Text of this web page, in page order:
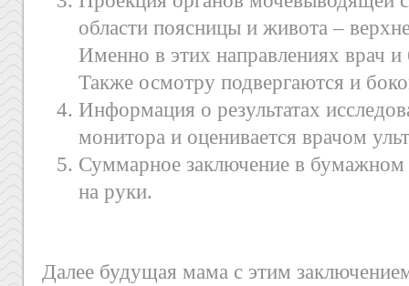
области поясницы и живота –
Именно в этих направлениях врач и
Также осмотру подвергаются и
Информация о результатах
монитора и оценивается врачом
Суммарное заключение в бумажном
на руки.
Далее будущая мама с этим